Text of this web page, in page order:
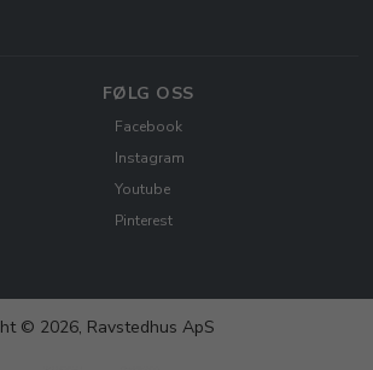
FØLG OSS
Facebook
Instagram
Youtube
Pinterest
© 2026, Ravstedhus ApS